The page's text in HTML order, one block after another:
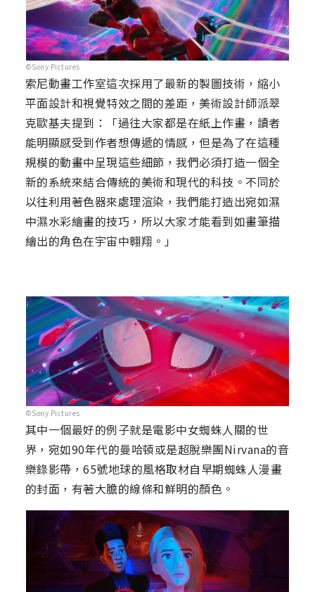
©Sony Pictures
索尼動畫工作室這次採用了最新的製圖技術，縮小
平面設計和視覺特效之間的差距，美術設計師派翠
克歐基夫提到：「過往大家都是在紙上作畫，讀者
能明顯感受到作者想傳遞的情感，但是為了在這種
規模的動畫中呈現這些細節，我們必須打造一個全
新的系統來結合傳統的美術和現代的科技。不同於
以往利用著色器來處理渲染，我們能打造出宛如濕
中濕水彩繪畫的技巧，所以大家才能看到如畫筆描
繪出的角色在宇宙中翱翔。」
©Sony Pictures
其中一個最好的例子就是電影中女蜘蛛人關的世
界，宛如90年代的曼哈頓或是超脫樂團Nirvana的音
樂錄影帶，65號地球的風格取材自早期蜘蛛人漫畫
的封面，有著大膽的線條和鮮明的顏色。